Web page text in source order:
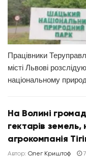
Працівники
місті Львові
національному
На Волині
гектарів
агрокомпанія
Автор: Олег Криштоф